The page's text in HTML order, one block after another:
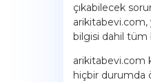
çıkabilecek
bilgisi dahil tüm
arikitabevi.com
hiçbir durumda